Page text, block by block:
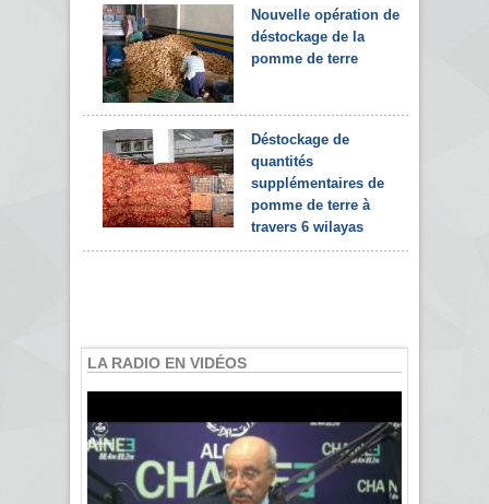
Nouvelle opération de
déstockage de la
pomme de terre
Déstockage de
quantités
supplémentaires de
pomme de terre à
travers 6 wilayas
LA RADIO EN VIDÉOS